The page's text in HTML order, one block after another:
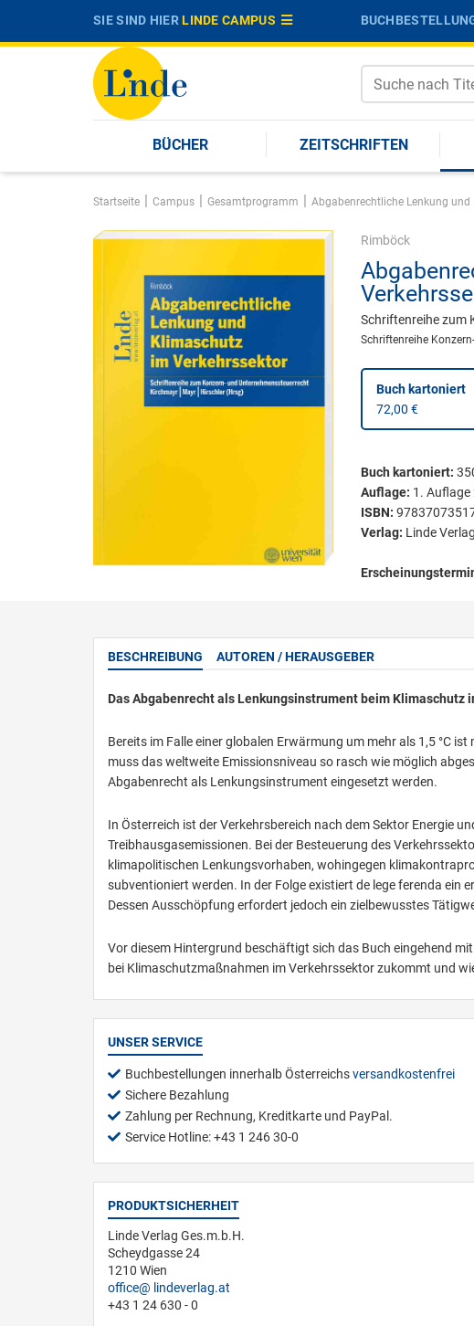
SIE SIND HIERLINDE CAMPUS
BÜCHER ZEITSCHRIFTEN
Startseite | Campus | Gesamtprogramm | Abgabenrechtliche Lenkung
Rimböck
Schriftenreihe zum
Schriftenreihe
Buch kartoniert
72,00 €
Buch kartoniert:
Auflage: 1. Auflage
ISBN:
Verlag: Linde Verlag
BESCHREIBUNG AUTOREN / HERAUSGEBER
Das Abgabenrecht als Lenkungsinstrument beim Klimaschutz
Bereits im Falle einer globalen Erwärmung um mehr als 1,5 °C
muss das weltweite Emissionsniveau so rasch wie möglich
Abgabenrecht als Lenkungsinstrument eingesetzt werden.
In Österreich ist der Verkehrsbereich nach dem Sektor Energie
Treibhausgasemissionen. Bei der Besteuerung des
klimapolitischen Lenkungsvorhaben, wohingegen
subventioniert werden. In der Folge existiert de lege ferenda ein
Dessen Ausschöpfung erfordert jedoch ein zielbewusstes
Vor diesem Hintergrund beschäftigt sich das Buch eingehend
bei Klimaschutzmaßnahmen im Verkehrssektor zukommt und
UNSER SERVICE
Buchbestellungen innerhalb Österreichsversandkostenfrei
Sichere Bezahlung
Zahlung per Rechnung, Kreditkarte und PayPal.
Service Hotline: +43 1 246 30-0
PRODUKTSICHERHEIT
Linde Verlag Ges.m.b.H.
Scheydgasse 24
1210 Wien
office
lindeverlag.at
+43 1 24 630 - 0